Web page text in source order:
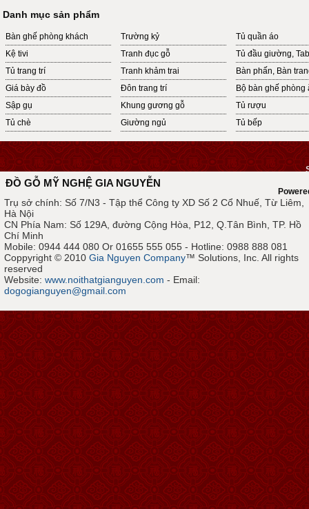
Danh mục sản phẩm
Bàn ghế phòng khách
Kệ tivi
Tủ trang trí
Giá bày đồ
Sập gụ
Tủ chè
Trường kỷ
Tranh đục gỗ
Tranh khảm trai
Đôn trang trí
Khung gương gỗ
Giường ngủ
Tủ quần áo
Tủ đầu giường,
Bàn phấn, Bàn
Bộ bàn ghế phòng
Tủ rượu
Tủ bếp
ĐỒ GỖ MỸ NGHỆ GIA NGUYỄN
Trụ sở chính: Số 7/N3 - Tập thể Công ty XD Số 2 Cổ Nhuế, Từ Liêm,
Hà Nội
CN Phía Nam: Số 129A, đường Cộng Hòa, P12, Q.Tân Bình, TP. Hồ
Chí Minh
Mobile: 0944 444 080 Or 01655 555 055 - Hotline: 0988 888 081
Coppyright © 2010 Gia Nguyen Company™ Solutions, Inc. All rights
reserved
Website: www.noithatgianguyen.com - Email:
dogogianguyen@gmail.com